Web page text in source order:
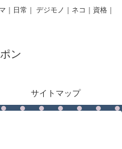
日常｜ デジモノ｜ネコ｜資格｜
ン
サイトマップ